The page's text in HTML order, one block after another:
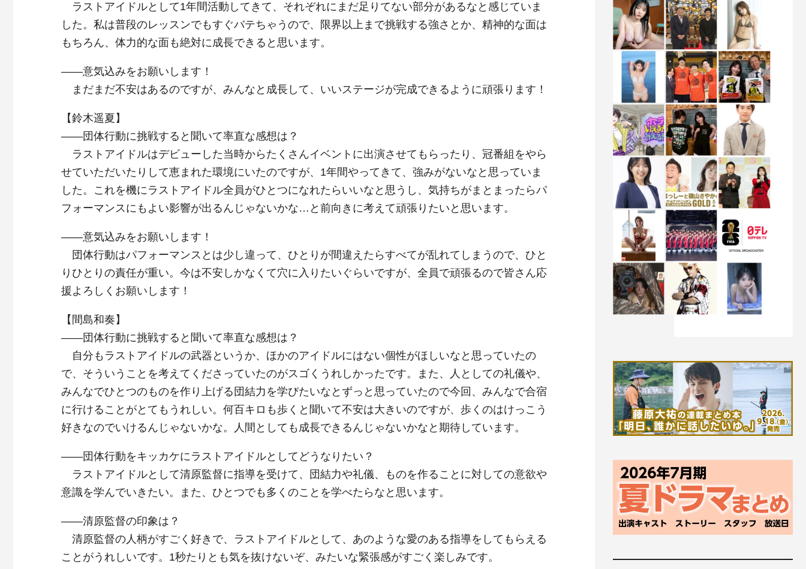
ラストアイドルとして1年間活動してきて、それぞれにまだ足りてない部分があるなと感じていま
した。私は普段のレッスンでもすぐバテちゃうので、限界以上まで挑戦する強さとか、精神的な面は
もちろん、体力的な面も絶対に成長できると思います。
――意気込みをお願いします！
まだまだ不安はあるのですが、みんなと成長して、いいステージが完成できるように頑張ります！
【鈴木遥夏】
――団体行動に挑戦すると聞いて率直な感想は？
ラストアイドルはデビューした当時からたくさんイベントに出演させてもらったり、冠番組をやら
せていただいたりして恵まれた環境にいたのですが、1年間やってきて、強みがないなと思っていま
した。これを機にラストアイドル全員がひとつになれたらいいなと思うし、気持ちがまとまったらパ
フォーマンスにもよい影響が出るんじゃないかな…と前向きに考えて頑張りたいと思います。
――意気込みをお願いします！
団体行動はパフォーマンスとは少し違って、ひとりが間違えたらすべてが乱れてしまうので、ひと
りひとりの責任が重い。今は不安しかなくて穴に入りたいぐらいですが、全員で頑張るので皆さん応
援よろしくお願いします！
【間島和奏】
――団体行動に挑戦すると聞いて率直な感想は？
自分もラストアイドルの武器というか、ほかのアイドルにはない個性がほしいなと思っていたの
で、そういうことを考えてくださっていたのがスゴくうれしかったです。また、人としての礼儀や、
みんなでひとつのものを作り上げる団結力を学びたいなとずっと思っていたので今回、みんなで合宿
に行けることがとてもうれしい。何百キロも歩くと聞いて不安は大きいのですが、歩くのはけっこう
好きなのでいけるんじゃないかな。人間としても成長できるんじゃないかなと期待しています。
――団体行動をキッカケにラストアイドルとしてどうなりたい？
ラストアイドルとして清原監督に指導を受けて、団結力や礼儀、ものを作ることに対しての意欲や
意識を学んでいきたい。また、ひとつでも多くのことを学べたらなと思います。
――清原監督の印象は？
清原監督の人柄がすごく好きで、ラストアイドルとして、あのような愛のある指導をしてもらえる
ことがうれしいです。1秒たりとも気を抜けないぞ、みたいな緊張感がすごく楽しみです。